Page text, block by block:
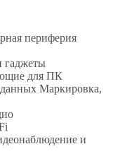
периферия
гаджеты
для ПК
Маркировка,
и